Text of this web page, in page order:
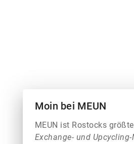
Moin bei MEUN
MEUN ist Rostocks
Exchange- und Upcycling-